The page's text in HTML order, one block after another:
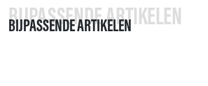
BIJPASSENDE ARTIKELEN
BIJPASSENDE ARTIKELEN